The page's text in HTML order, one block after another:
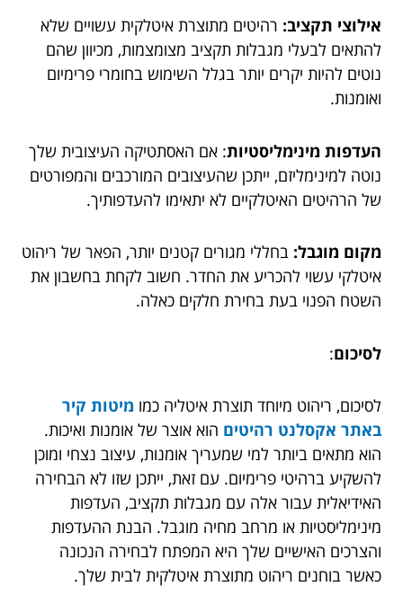
אילוצי תקציב: רהיטים מתוצרת איטלקית עשויים שלא
להתאים לבעלי מגבלות תקציב מצומצמות, מכיוון שהם
נוטים להיות יקרים יותר בגלל השימוש בחומרי פרימיום
ואומנות.
העדפות מינימליסטיות: אם האסתטיקה העיצובית שלך
נוטה למינימליזם, ייתכן שהעיצובים המורכבים והמפורטים
של הרהיטים האיטלקיים לא יתאימו להעדפותיך.
מקום מוגבל: בחללי מגורים קטנים יותר, הפאר של ריהוט
איטלקי עשוי להכריע את החדר. חשוב לקחת בחשבון את
השטח הפנוי בעת בחירת חלקים כאלה.
לסיכום:
לסיכום, ריהוט מיוחד תוצרת איטליה כמו מיטות קיר
באתר אקסלנט רהיטים הוא אוצר של אומנות ואיכות.
הוא מתאים ביותר למי שמעריך אומנות, עיצוב נצחי ומוכן
להשקיע ברהיטי פרימיום. עם זאת, ייתכן שזו לא הבחירה
האידיאלית עבור אלה עם מגבלות תקציב, העדפות
מינימליסטיות או מרחב מחיה מוגבל. הבנת ההעדפות
והצרכים האישיים שלך היא המפתח לבחירה הנכונה
כאשר בוחנים ריהוט מתוצרת איטלקית לבית שלך.